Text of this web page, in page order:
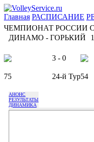
Главная РАСПИСАНИЕ
ЧЕМПИОНАТ РОССИИ
ДИНАМО - ГОРЬКИЙ
3 - 0
75 24-й Тур54
АНОНС
РЕЗУЛЬТАТЫ
ДИНАМИКА